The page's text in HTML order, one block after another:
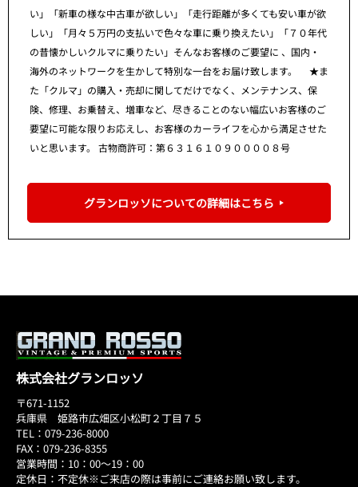
い」「新車の様な中古車が欲しい」「走行距離が多くても安い車が欲
しい」「月々５万円の支払いで色々な車に乗り換えたい」「７０年代
の昔懐かしいクルマに乗りたい」そんなお客様のご要望に 、国内・
海外のネットワークを生かして特別な一台をお届け致します。 ★ま
た「クルマ」の購入・売却に関してだけでなく、メンテナンス、保
険、修理、お乗替え、増車など、尽きることのない幅広いお客様のご
要望に可能な限りお応えし、お客様のカーライフを心から満足させた
いと思います。 古物商許可：第６３１６１０９００００８号
グランロッソについての詳細はこちら
株式会社グランロッソ
〒671-1152
兵庫県 姫路市広畑区小松町２丁目７５
TEL：079-236-8000
FAX：079-236-8355
営業時間：10：00～19：00
定休日：不定休※ご来店の際は事前にご連絡お願い致します。